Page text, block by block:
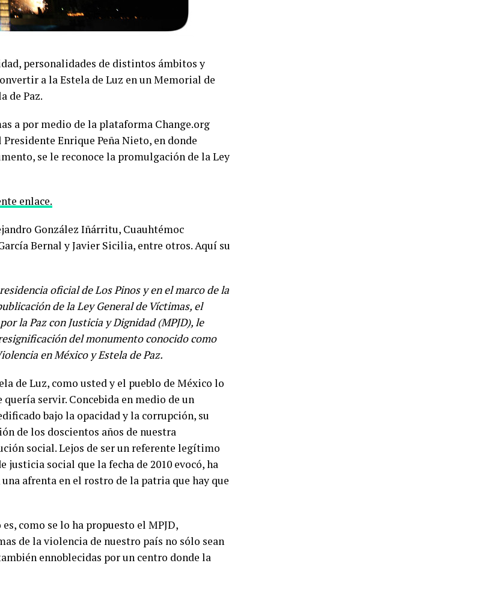
personalidades de distintos ámbitos y
a la Estela de Luz en un Memorial de
de Paz.
a por medio de la plataforma Change.org
Enrique Peña Nieto, en donde
se le reconoce la promulgación de la Ley
enlace.
González Iñárritu, Cuauhtémoc
Bernal y Javier Sicilia, entre otros. Aquí su
oficial de Los Pinos y en el marco de la
de la Ley General de Víctimas, el
la Paz con Justicia y Dignidad (MPJD), le
del monumento conocido como
en México y Estela de Paz.
de Luz, como usted y el pueblo de México lo
servir. Concebida en medio de un
bajo la opacidad y la corrupción, su
de los doscientos años de nuestra
social. Lejos de ser un referente legítimo
social que la fecha de 2010 evocó, ha
afrenta en el rostro de la patria que hay que
como se lo ha propuesto el MPJD,
de la violencia de nuestro país no sólo sean
ennoblecidas por un centro donde la